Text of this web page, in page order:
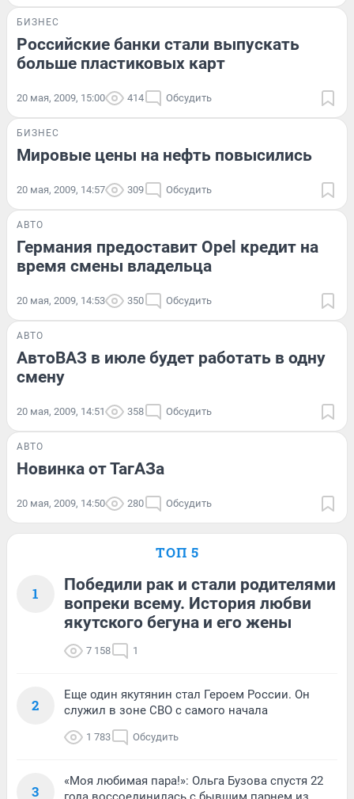
БИЗНЕС
Российские банки стали выпускать
больше пластиковых карт
20 мая, 2009, 15:00 414 Обсудить
БИЗНЕС
Мировые цены на нефть повысились
20 мая, 2009, 14:57 309 Обсудить
АВТО
Германия предоставит Opel кредит на
время смены владельца
20 мая, 2009, 14:53 350 Обсудить
АВТО
АвтоВАЗ в июле будет работать в одну
смену
20 мая, 2009, 14:51 358 Обсудить
АВТО
Новинка от ТагАЗа
20 мая, 2009, 14:50 280 Обсудить
ТОП 5
1
Победили рак и стали родителями
вопреки всему. История любви
якутского бегуна и его жены
7 158 1
2
Еще один якутянин стал Героем России. Он
служил в зоне СВО с самого начала
1 783 Обсудить
3
«Моя любимая пара!»: Ольга Бузова спустя 22